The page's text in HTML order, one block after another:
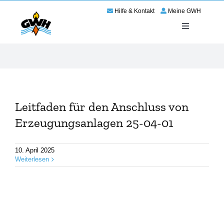
springen
Hilfe & Kontakt Meine GWH
Toggle
Wir für Haßloch
Netze
Leitfaden für den Anschluss von
Erzeugungsanlagen 25-04-01
10. April 2025
Weiterlesen